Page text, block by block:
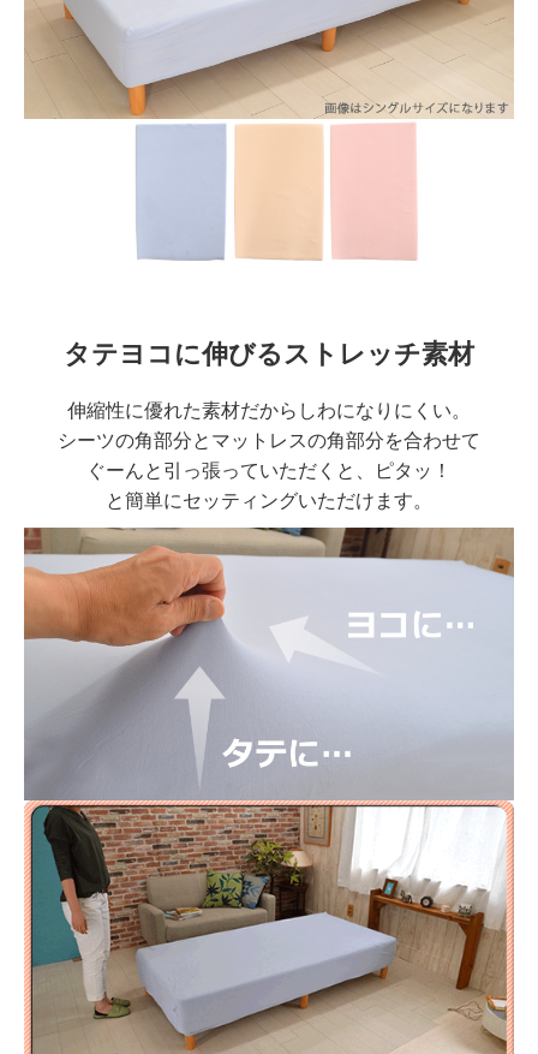
タテヨコに伸びるストレッチ素材
伸縮性に優れた素材だからしわになりにくい。
シーツの角部分とマットレスの角部分を合わせて
ぐーんと引っ張っていただくと、ピタッ！
と簡単にセッティングいただけます。